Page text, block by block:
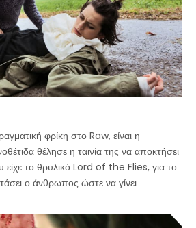
φρίκη στο Raw, είναι η
θέλησε η ταινία της να αποκτήσει
είχε το θρυλικό Lord of the Flies, για το
ο άνθρωπος ώστε να γίνει